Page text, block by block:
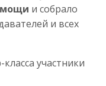
и собрало
и всех
участники